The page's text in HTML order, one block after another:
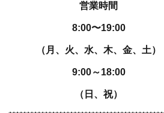
営業時間
8:00〜19:00
（月、火、水、木、金、土）
9:00～18:00
（日、祝）